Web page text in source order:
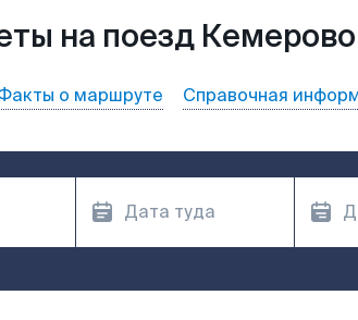
на поезд
о маршруте Справочная